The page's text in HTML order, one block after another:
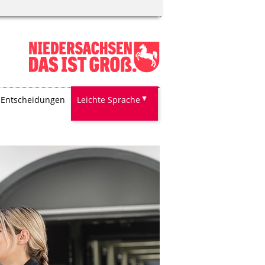
Entscheidungen Leichte Sprache